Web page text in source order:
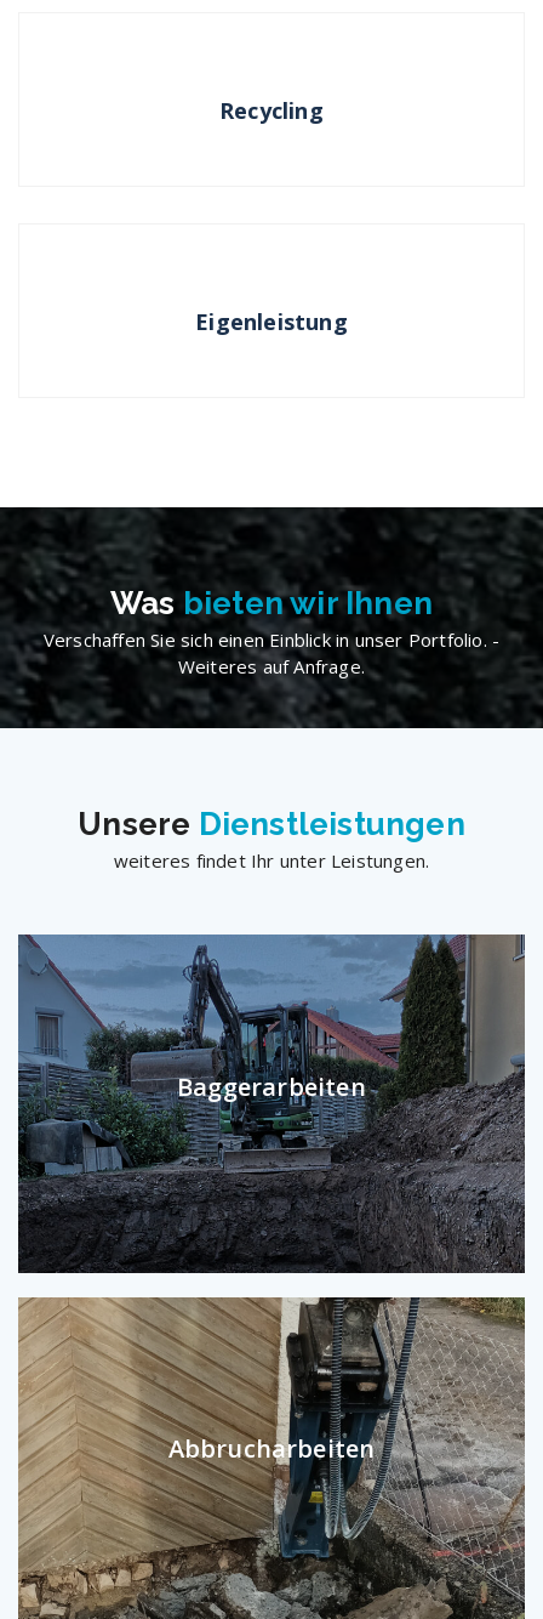
Recycling
Eigenleistung
Was bieten wir Ihnen
Verschaffen Sie sich einen Einblick in unser Portfolio. -
Weiteres auf Anfrage.
Unsere Dienstleistungen
weiteres findet Ihr unter Leistungen.
Baggerarbeiten
Abbrucharbeiten